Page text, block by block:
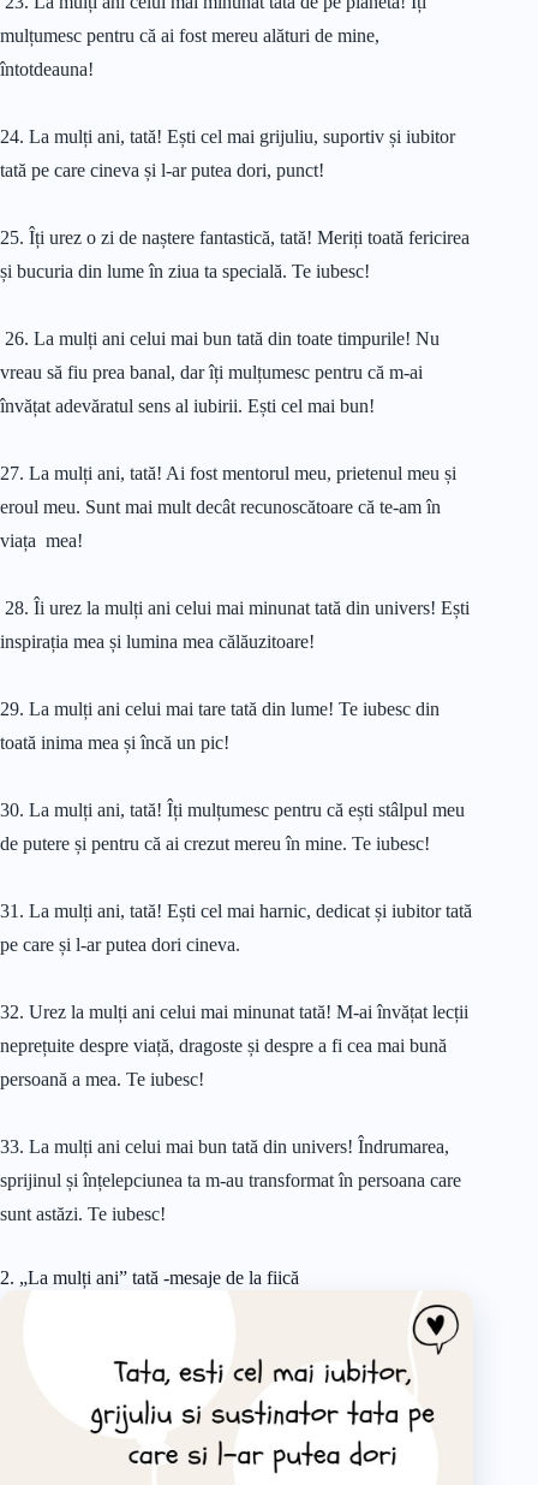
mulțumesc pentru că ai fost mereu alături de mine,
întotdeauna!
24. La mulți ani, tată! Ești cel mai grijuliu, suportiv și iubitor
tată pe care cineva și l-ar putea dori, punct!
25. Îți urez o zi de naștere fantastică, tată! Meriți toată fericirea
și bucuria din lume în ziua ta specială. Te iubesc!
26. La mulți ani celui mai bun tată din toate timpurile! Nu
vreau să fiu prea banal, dar îți mulțumesc pentru că m-ai
învățat adevăratul sens al iubirii. Ești cel mai bun!
27. La mulți ani, tată! Ai fost mentorul meu, prietenul meu și
eroul meu. Sunt mai mult decât recunoscătoare că te-am în
viața mea!
28. Îi urez la mulți ani celui mai minunat tată din univers! Ești
inspirația mea și lumina mea călăuzitoare!
29. La mulți ani celui mai tare tată din lume! Te iubesc din
toată inima mea și încă un pic!
30. La mulți ani, tată! Îți mulțumesc pentru că ești stâlpul meu
de putere și pentru că ai crezut mereu în mine. Te iubesc!
31. La mulți ani, tată! Ești cel mai harnic, dedicat și iubitor tată
pe care și l-ar putea dori cineva.
32. Urez la mulți ani celui mai minunat tată! M-ai învățat lecții
neprețuite despre viață, dragoste și despre a fi cea mai bună
persoană a mea. Te iubesc!
33. La mulți ani celui mai bun tată din univers! Îndrumarea,
sprijinul și înțelepciunea ta m-au transformat în persoana care
sunt astăzi. Te iubesc!
2. „La mulți ani” tată -mesaje de la fiică